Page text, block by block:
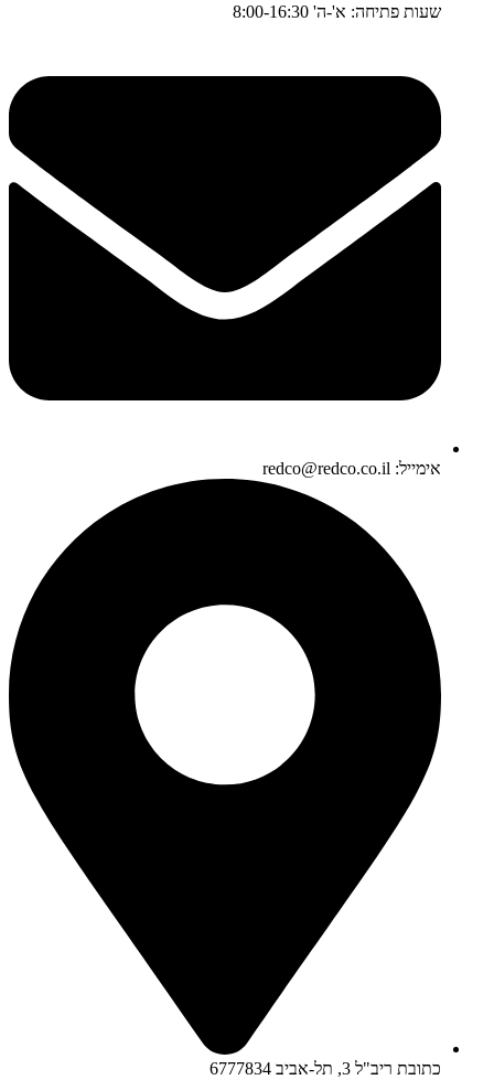
שעות פתיחה: א'-ה' 8:00-16:30
אימייל: redco@redco.co.il
כתובת ריב"ל 3, תל-אביב 6777834